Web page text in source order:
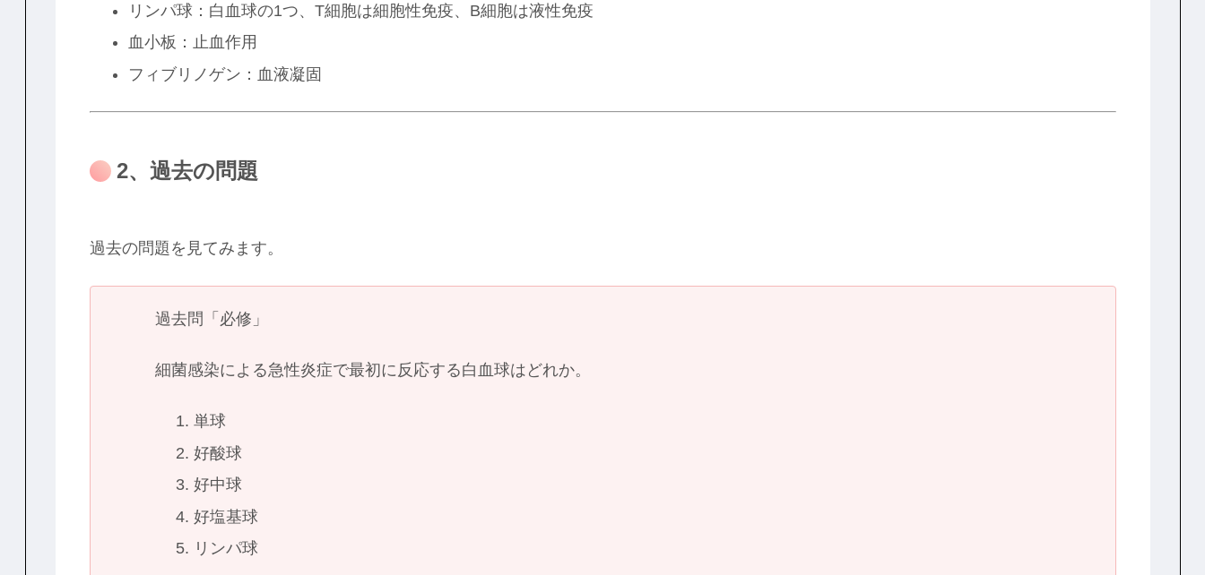
リンパ球：白血球の1つ、T細胞は細胞性免疫、B細胞は液性免疫
血小板：止血作用
フィブリノゲン：血液凝固
2、過去の問題
過去の問題を見てみます。
過去問「必修」
細菌感染による急性炎症で最初に反応する白血球はどれか。
単球
好酸球
好中球
好塩基球
リンパ球